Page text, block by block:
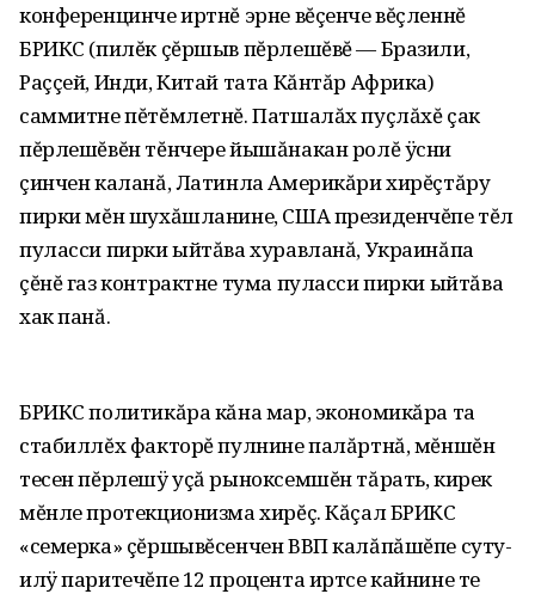
конференцинче иртнĕ эрне вĕçенче вĕçленнĕ
БРИКС (пилĕк çĕршыв пĕрлешĕвĕ — Бразили,
Раççей, Инди, Китай тата Кăнтăр Африка)
саммитне пĕтĕмлетнĕ. Патшалăх пуçлăхĕ çак
пĕрлешĕвĕн тĕнчере йышăнакан ролĕ ÿсни
çинчен каланă, Латинла Америкăри хирĕçтăру
пирки мĕн шухăшланине, США президенчĕпе тĕл
пуласси пирки ыйтăва хуравланă, Украинăпа
çĕнĕ газ контрактне тума пуласси пирки ыйтăва
хак панă.
БРИКС политикăра кăна мар, экономикăра та
стабиллĕх факторĕ пулнине палăртнă, мĕншĕн
тесен пĕрлешÿ уçă рыноксемшĕн тăрать, кирек
мĕнле протекционизма хирĕç. Кăçал БРИКС
«семерка» çĕршывĕсенчен ВВП калăпăшĕпе суту-
илÿ паритечĕпе 12 процента иртсе кайнине те